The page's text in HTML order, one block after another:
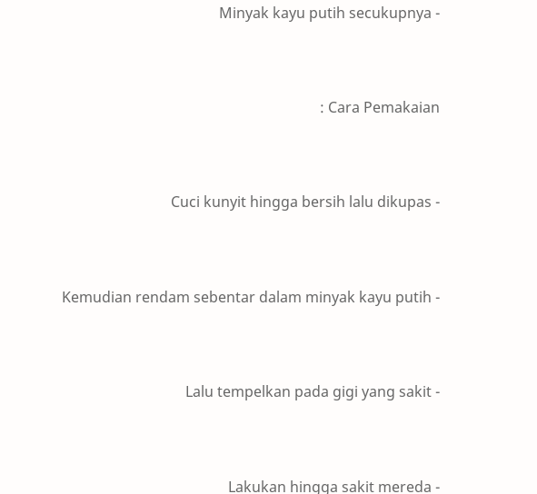
- Minyak kayu putih secukupnya
Cara Pemakaian :
- Cuci kunyit hingga bersih lalu dikupas
- Kemudian rendam sebentar dalam minyak kayu putih
- Lalu tempelkan pada gigi yang sakit
- Lakukan hingga sakit mereda